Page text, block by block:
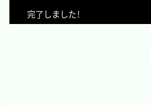
完了しました!